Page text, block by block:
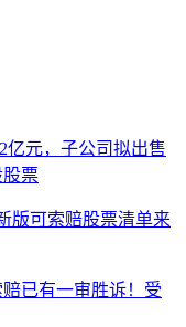
亿元，子公司拟出售
股票
版可索赔股票清单来
已有一审胜诉！受